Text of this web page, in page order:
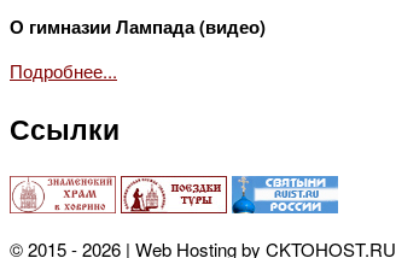
О гимназии Лампада (видео)
Подробнее...
Ссылки
© 2015 - 2026 | Web Hosting by CKTOHOST.RU